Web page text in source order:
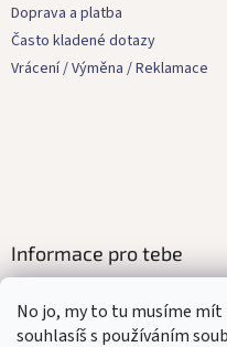
No jo, my to tu musíme
souhlasíš s používáním
Doprava a platba
Často kladené dotazy
Vrácení / Výměna / Reklamace
Informace pro tebe